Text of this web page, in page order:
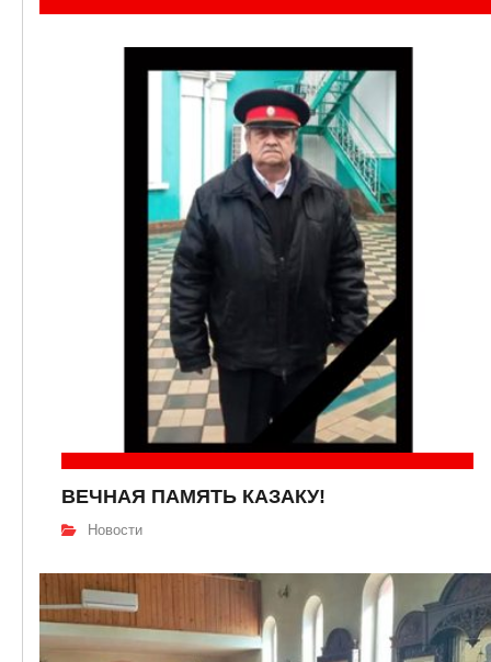
ВЕЧНАЯ ПАМЯТЬ КАЗАКУ!
Новости